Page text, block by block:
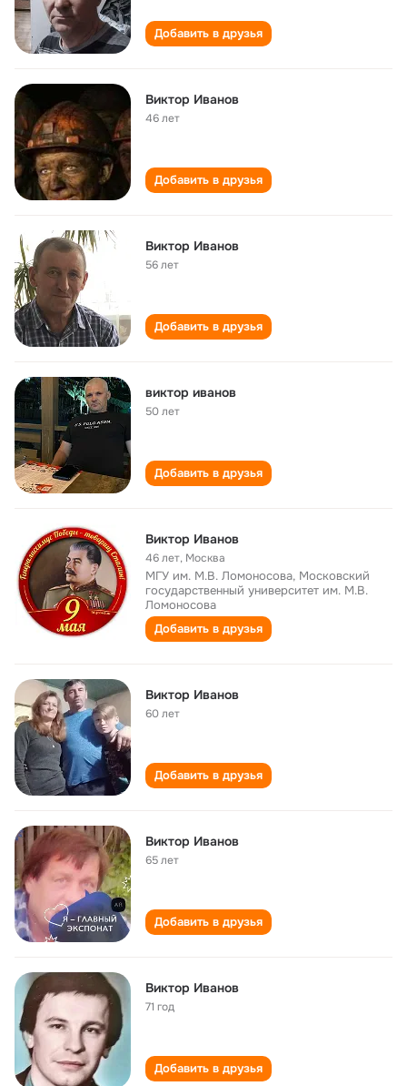
Добавить в друзья
Виктор Иванов
46 лет
Добавить в друзья
Виктор Иванов
56 лет
Добавить в друзья
виктор иванов
50 лет
Добавить в друзья
Виктор Иванов
46 лет, Москва
МГУ им. М.В. Ломоносова, Московский
государственный университет им. М.В.
Ломоносова
Добавить в друзья
Виктор Иванов
60 лет
Добавить в друзья
Виктор Иванов
65 лет
Добавить в друзья
Виктор Иванов
71 год
Добавить в друзья